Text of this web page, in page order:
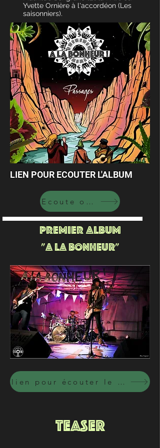
Yvette Ornière à l'accordéon (Les
saisonniers).
LIEN POUR ECOUTER L'ALBUM
Ecoute on line
PREMIER ALBUM
"A LA BONHEUR"
lien pour écouter le premier album
TEASER